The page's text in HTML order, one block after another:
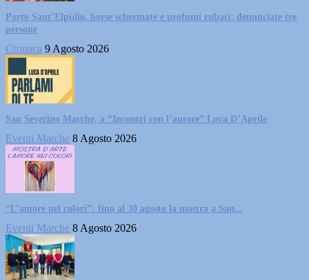
Porto Sant’Elpidio, borse schermate e profumi rubati: denunciate tre
persone
Cronaca 9 Agosto 2026
San Severino Marche, a “Incontri con l’autore” Luca D’Aprile
Eventi Marche 8 Agosto 2026
“L’amore nei colori”: fino al 30 agosto la mostra a San...
Eventi Marche 8 Agosto 2026